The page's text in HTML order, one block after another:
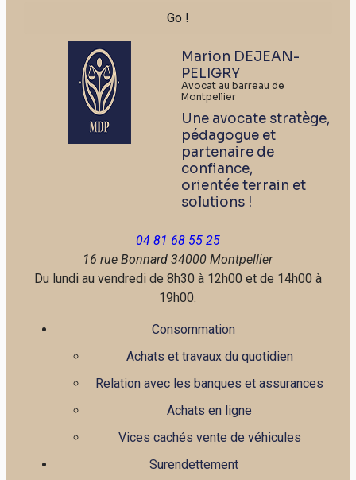
Marion DEJEAN-
PELIGRY
Avocat au barreau de
Montpellier
Une avocate stratège,
pédagogue et
partenaire de
confiance,
orientée terrain et
solutions !
04 81 68 55 25
16 rue Bonnard 34000 Montpellier
Du lundi au vendredi de 8h30 à 12h00 et de 14h00 à
19h00.
Consommation
Achats et travaux du quotidien
Relation avec les banques et assurances
Achats en ligne
Vices cachés vente de véhicules
Surendettement